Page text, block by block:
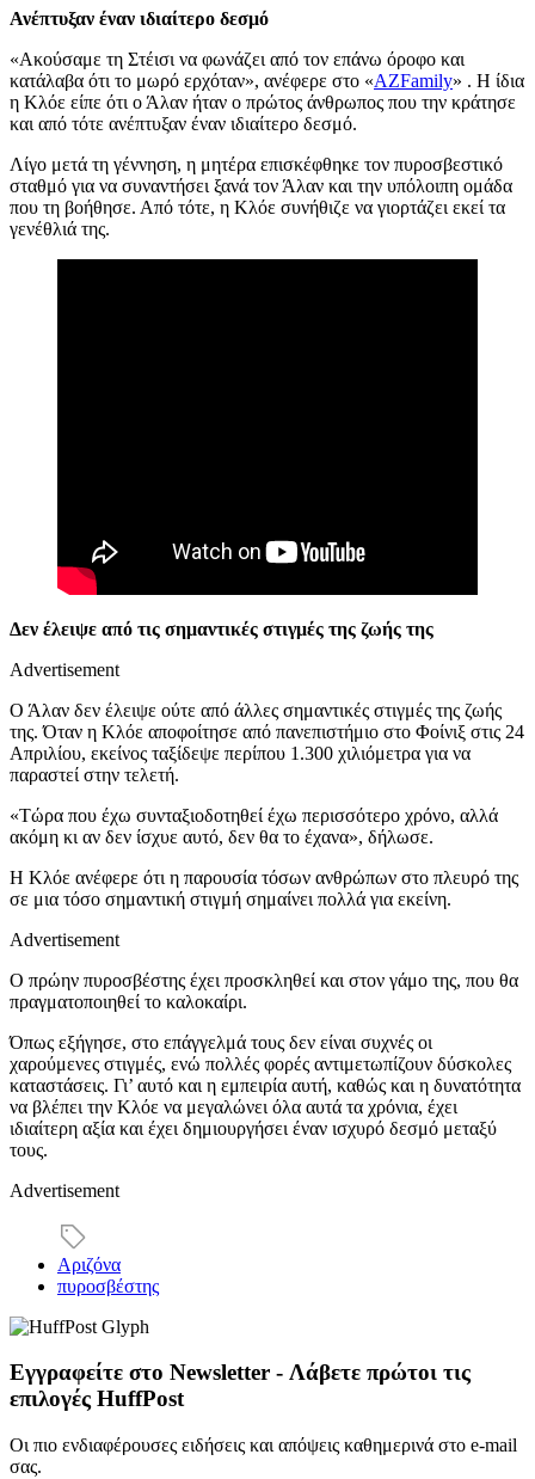
Ανέπτυξαν έναν ιδιαίτερο δεσμό
«Ακούσαμε τη Στέισι να φωνάζει από τον επάνω όροφο και
κατάλαβα ότι το μωρό ερχόταν», ανέφερε στο «AZFamily» . Η ίδια
η Κλόε είπε ότι ο Άλαν ήταν ο πρώτος άνθρωπος που την κράτησε
και από τότε ανέπτυξαν έναν ιδιαίτερο δεσμό.
Λίγο μετά τη γέννηση, η μητέρα επισκέφθηκε τον πυροσβεστικό
σταθμό για να συναντήσει ξανά τον Άλαν και την υπόλοιπη ομάδα
που τη βοήθησε. Από τότε, η Κλόε συνήθιζε να γιορτάζει εκεί τα
γενέθλιά της.
Δεν έλειψε από τις σημαντικές στιγμές της ζωής της
Advertisement
Ο Άλαν δεν έλειψε ούτε από άλλες σημαντικές στιγμές της ζωής
της. Όταν η Κλόε αποφοίτησε από πανεπιστήμιο στο Φοίνιξ στις 24
Απριλίου, εκείνος ταξίδεψε περίπου 1.300 χιλιόμετρα για να
παραστεί στην τελετή.
«Τώρα που έχω συνταξιοδοτηθεί έχω περισσότερο χρόνο, αλλά
ακόμη κι αν δεν ίσχυε αυτό, δεν θα το έχανα», δήλωσε.
Η Κλόε ανέφερε ότι η παρουσία τόσων ανθρώπων στο πλευρό της
σε μια τόσο σημαντική στιγμή σημαίνει πολλά για εκείνη.
Advertisement
Ο πρώην πυροσβέστης έχει προσκληθεί και στον γάμο της, που θα
πραγματοποιηθεί το καλοκαίρι.
Όπως εξήγησε, στο επάγγελμά τους δεν είναι συχνές οι
χαρούμενες στιγμές, ενώ πολλές φορές αντιμετωπίζουν δύσκολες
καταστάσεις. Γι’ αυτό και η εμπειρία αυτή, καθώς και η δυνατότητα
να βλέπει την Κλόε να μεγαλώνει όλα αυτά τα χρόνια, έχει
ιδιαίτερη αξία και έχει δημιουργήσει έναν ισχυρό δεσμό μεταξύ
τους.
Advertisement
Αριζόνα
πυροσβέστης
Εγγραφείτε στο Newsletter - Λάβετε πρώτοι τις
επιλογές HuffPost
Οι πιο ενδιαφέρουσες ειδήσεις και απόψεις καθημερινά στο e-mail
σας.